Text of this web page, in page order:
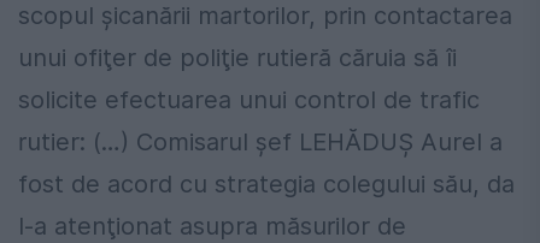
scopul şicanării martorilor, prin contactarea
unui ofiţer de poliţie rutieră căruia să îi
solicite efectuarea unui control de trafic
rutier: (…) Comisarul şef LEHĂDUŞ Aurel a
fost de acord cu strategia colegului său, da
l-a atenţionat asupra măsurilor de